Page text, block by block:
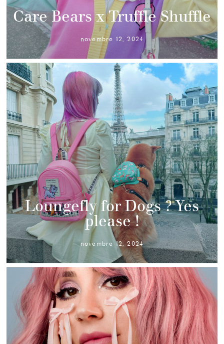
Care Bears x Truffle Shuffle
novembre 12, 2024
Loungefly for Dogs ? Yes
please !
novembre 12, 2024